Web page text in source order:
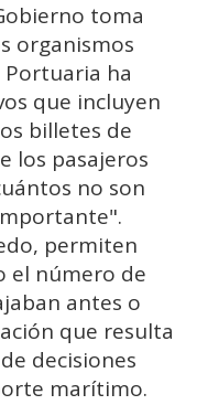
toma
organismos
ha
que incluyen
billetes de
los pasajeros
no son
permiten
el número de
antes o
que resulta
decisiones
marítimo.